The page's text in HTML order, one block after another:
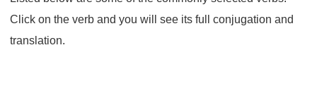
Click on the verb and you will see its full conjugation and
translation.